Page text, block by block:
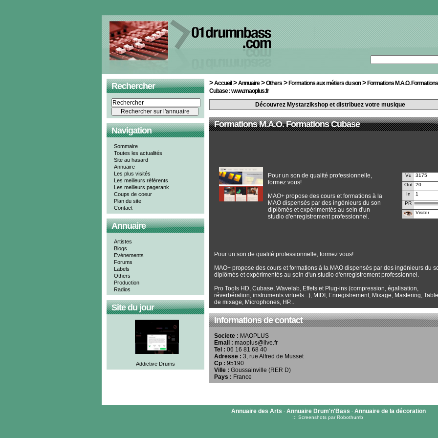
Rechercher
Navigation
Sommaire
Toutes les actualités
Site au hasard
Annuaire
Les plus visités
Les meilleurs référents
Les meilleurs pagerank
Coups de coeur
Plan du site
Contact
Annuaire
Artistes
Blogs
Evénements
Forums
Labels
Others
Production
Radios
Site du jour
Addictive Drums
>Accueil>Annuaire>Others > Formations aux métiers du son> Formations M.A.O. Formations
Cubase : www.maoplus.fr
Découvrez Mystarzikshop et distribuez votre musique
Formations M.A.O. Formations Cubase
Vu
3175
Out 20
In
1
PR
Visiter
Pour un son de qualité professionnelle,
formez vous!
MAO+ propose des cours et formations à la
MAO dispensés par des ingénieurs du son
diplômés et expérimentés au sein d'un
studio d'enregistrement professionnel.
Pour un son de qualité professionnelle, formez vous!
MAO+ propose des cours et formations à la MAO dispensés par des ingénieurs du
diplômés et expérimentés au sein d'un studio d'enregistrement professionnel.
Pro Tools HD, Cubase, Wavelab, Effets et Plug-ins (compression, égalisation,
réverbération, instruments virtuels...), MIDI, Enregistrement, Mixage, Mastering, Table
de mixage, Microphones, HP...
Informations de contact
Societe : MAOPLUS
Email : maoplus@live.fr
Tel : 06 16 81 68 40
Adresse : 3, rue Alfred de Musset
Cp : 95190
Ville : Goussainville (RER D)
Pays : France
Annuaire des Arts - Annuaire Drum'n'Bass - Annuaire de la décoration
::: Screenshots par Robothumb